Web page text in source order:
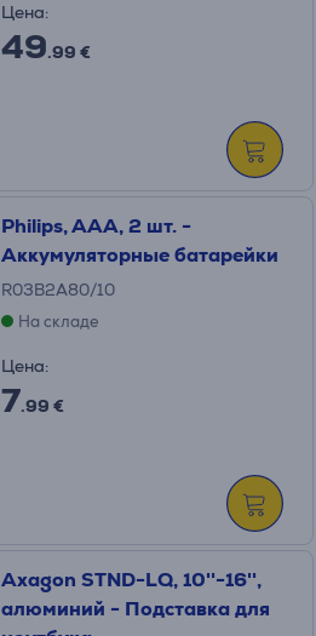
Цена:
49.99 €
Philips, AAA, 2 шт. -
Аккумуляторные батарейки
R03B2A80/10
На складе
Цена:
7.99 €
Axagon STND-LQ, 10''-16'',
алюминий - Подставка для